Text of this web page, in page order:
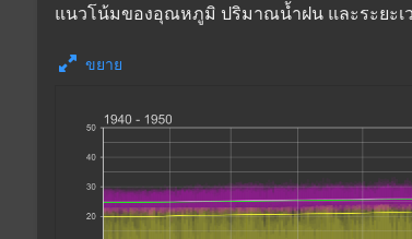
แนวโน้มของอุณหภูมิ ปริมาณน้ำฝน และระยะเ
ขยาย